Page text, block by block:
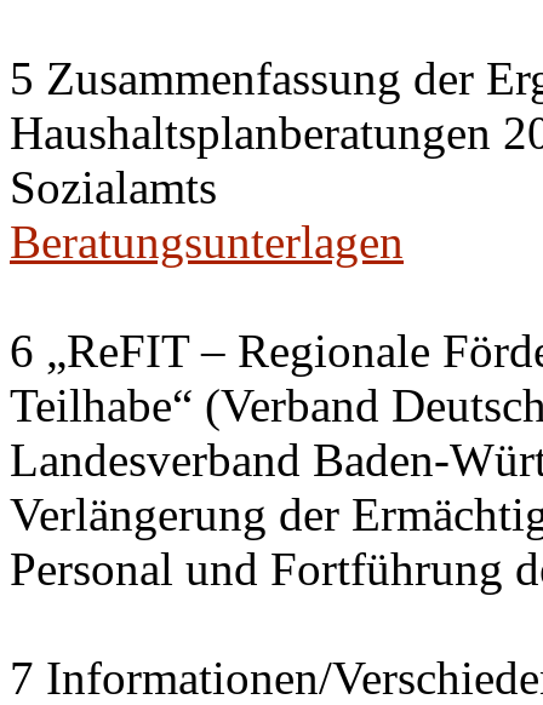
5 Zusammenfassung der
Haushaltsplanberatungen
Sozialamts
Beratungsunterlagen
6 „ReFIT – Regionale
Teilhabe“ (Verband
Landesverband Baden-
Verlängerung der
Personal und Fortführung
7 Informationen/